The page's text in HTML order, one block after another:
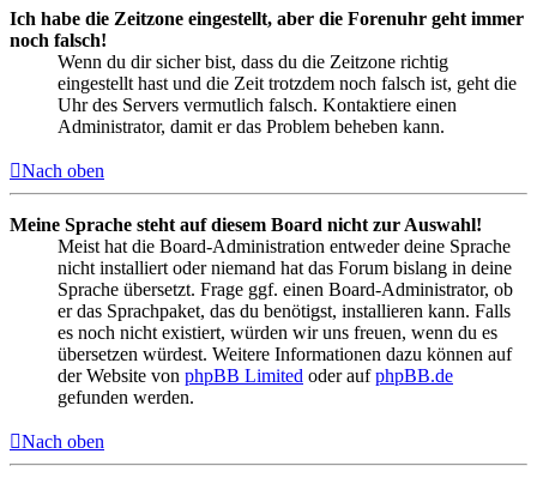
Ich habe die Zeitzone eingestellt, aber die Forenuhr geht immer
noch falsch!
Wenn du dir sicher bist, dass du die Zeitzone richtig
eingestellt hast und die Zeit trotzdem noch falsch ist, geht die
Uhr des Servers vermutlich falsch. Kontaktiere einen
Administrator, damit er das Problem beheben kann.
Nach oben
Meine Sprache steht auf diesem Board nicht zur Auswahl!
Meist hat die Board-Administration entweder deine Sprache
nicht installiert oder niemand hat das Forum bislang in deine
Sprache übersetzt. Frage ggf. einen Board-Administrator, ob
er das Sprachpaket, das du benötigst, installieren kann. Falls
es noch nicht existiert, würden wir uns freuen, wenn du es
übersetzen würdest. Weitere Informationen dazu können auf
der Website von phpBB Limited oder aufphpBB.de
gefunden werden.
Nach oben